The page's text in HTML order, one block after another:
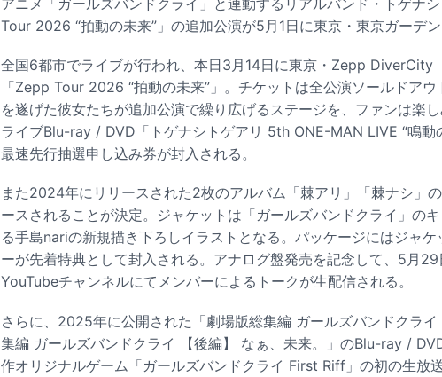
アニメ「ガールズバンドクライ」と連動するリアルバンド・トゲナ
Tour 2026 “拍動の未来”」の追加公演が5月1日に東京・東京ガーデン
全国6都市でライブが行われ、本日3月14日に東京・Zepp DiverCity
「Zepp Tour 2026 “拍動の未来”」。チケットは全公演ソールドア
を遂げた彼女たちが追加公演で繰り広げるステージを、ファンは楽
ライブBlu-ray / DVD「トゲナシトゲアリ 5th ONE-MAN LIVE “鳴動
最速先行抽選申し込み券が封入される。
また2024年にリリースされた2枚のアルバム「棘アリ」「棘ナシ」
ースされることが決定。ジャケットは「ガールズバンドクライ」の
る手島nariの新規描き下ろしイラストとなる。パッケージにはジャ
ーが先着特典として封入される。アナログ盤発売を記念して、5月29
YouTubeチャンネルにてメンバーによるトークが生配信される。
さらに、2025年に公開された「劇場版総集編 ガールズバンドクラ
集編 ガールズバンドクライ 【後編】 なぁ、未来。」のBlu-ray /
作オリジナルゲーム「ガールズバンドクライ First Riff」の初の生放